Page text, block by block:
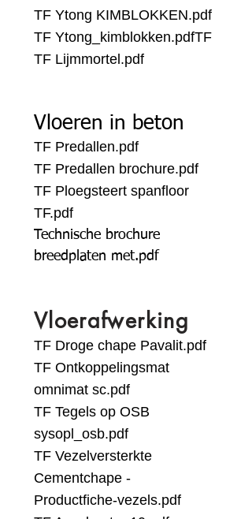
TF Ytong KIMBLOKKEN.pdf
TF Ytong_kimblokken.pdfTF
TF Lijmmortel.pdf
Vloeren in beton
TF Predallen.pdf
TF Predallen brochure.pdf
TF Ploegsteert spanfloor
TF.pdf
Technische brochure
breedplaten met.pdf
Vloerafwerking
TF Droge chape Pavalit.pdf
TF Ontkoppelingsmat
omnimat sc.pdf
TF Tegels op OSB
sysopl_osb.pdf
TF Vezelversterkte
Cementchape -
Productfiche-vezels.pdf